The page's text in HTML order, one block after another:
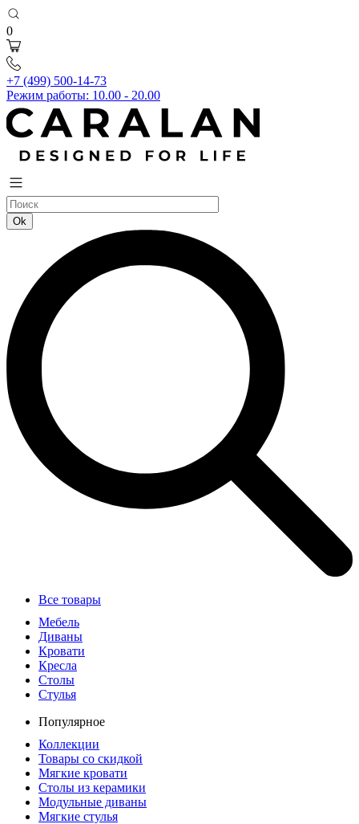
0
+7 (499) 500-14-73
Режим работы: 10.00 - 20.00
Все товары
Мебель
Диваны
Кровати
Кресла
Столы
Стулья
Популярное
Коллекции
Товары со скидкой
Мягкие кровати
Столы из керамики
Модульные диваны
Мягкие стулья